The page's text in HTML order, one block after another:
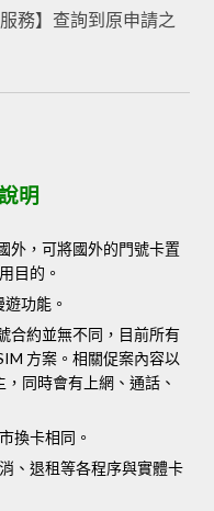
務】查詢到原申請之
明
外，可將國外的門號卡置
目的。
功能。
合約並無不同，目前所有
方案。相關促案內容以
同時會有上網、通話、
換卡相同。
、退租等各程序與實體卡